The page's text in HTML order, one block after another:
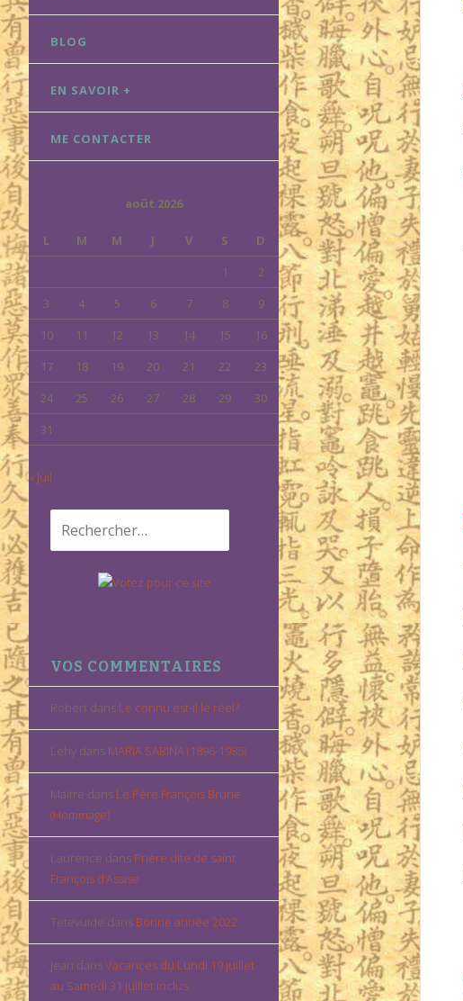
BLOG
EN SAVOIR +
ME CONTACTER
août 2026
L M M J V S
D
1
2
3
4 5 6 7 8
9
10
11 12 13 14 15
16
17
18 19 20 21 22
23
24
25 26 27 28 29
30
31
« Juil
Rechercher :
VOS COMMENTAIRES
Robert dans Le connu est-il le réel?
Lehy dans MARIA SABINA (1896-1985)
Maitre dans Le Père François Brune
(Hommage)
Laurence dans Prière dite de saint
François d’Assise
Tetevuide dans Bonne année 2022
Jean dansVacances du Lundi 19 juillet
au Samedi 31 juillet inclus